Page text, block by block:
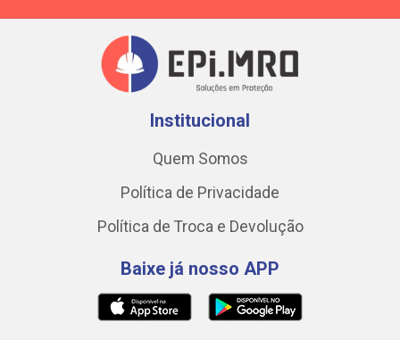
Institucional
Quem Somos
Política de Privacidade
Política de Troca e Devolução
Baixe já nosso APP